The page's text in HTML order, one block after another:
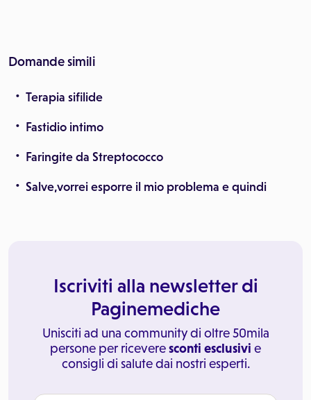
Domande simili
Terapia sifilide
Fastidio intimo
Faringite da Streptococco
Salve,vorrei esporre il mio problema e quindi
Iscriviti alla newsletter di
Paginemediche
Unisciti ad una community di oltre 50mila
persone per riceveresconti esclusivi e
consigli di salute dai nostri esperti.